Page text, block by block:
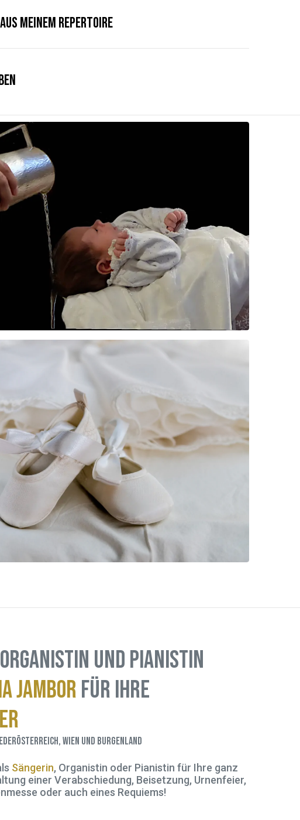
meinem Repertoire
und Pianistin
Jamborfür Ihre
Wien und Burgenland
Sängerin, Organistin oder Pianistin für Ihre ganz
einer Verabschiedung, Beisetzung, Urnenfeier,
oder auch eines Requiems!